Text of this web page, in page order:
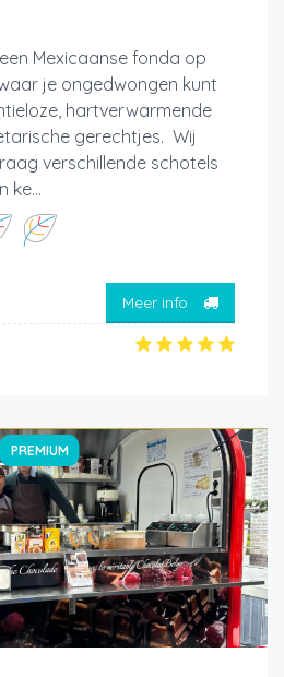
Mexicaanse fonda op
je ongedwongen kunt
hartverwarmende
gerechtjes. Wij
verschillende schotels
ke...
Meer info
PREMIUM